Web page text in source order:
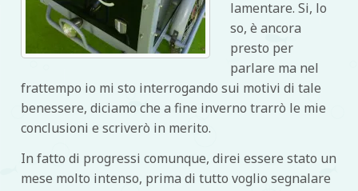
lamentare. Si, lo
so, è ancora
presto per
parlare ma nel
frattempo io mi sto interrogando sui motivi di tale
benessere, diciamo che a fine inverno trarrò le mie
conclusioni e scriverò in merito.
In fatto di progressi comunque, direi essere stato un
mese molto intenso, prima di tutto voglio segnalare